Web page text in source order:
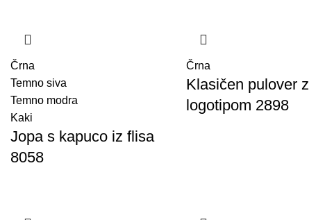
Črna
Temno siva
Temno modra
Kaki
Jopa s kapuco iz flisa
8058
Črna
Klasičen pulover z
logotipom 2898